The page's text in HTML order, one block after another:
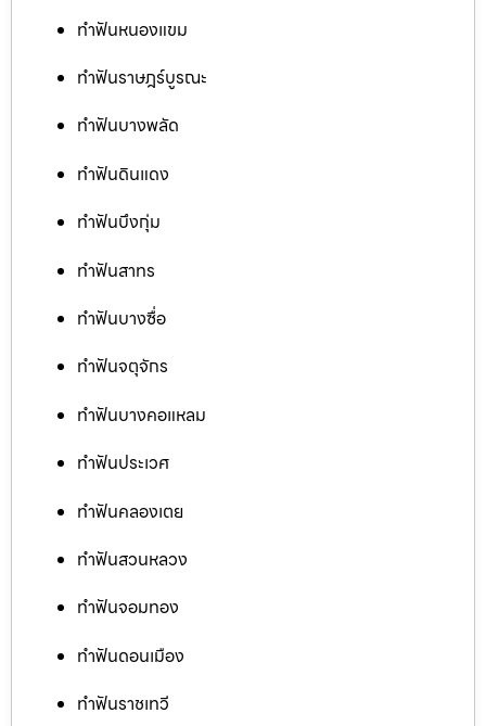
ทำฟันหนองแขม
ทำฟันราษฎร์บูรณะ
ทำฟันบางพลัด
ทำฟันดินแดง
ทำฟันบึงกุ่ม
ทำฟันสาทร
ทำฟันบางซื่อ
ทำฟันจตุจักร
ทำฟันบางคอแหลม
ทำฟันประเวศ
ทำฟันคลองเตย
ทำฟันสวนหลวง
ทำฟันจอมทอง
ทำฟันดอนเมือง
ทำฟันราชเทวี